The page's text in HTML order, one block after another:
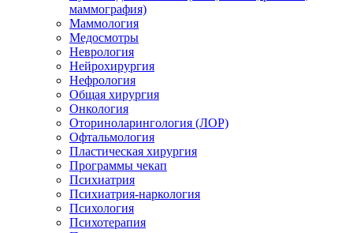
маммография)
Маммология
Медосмотры
Неврология
Нейрохирургия
Нефрология
Общая хирургия
Онкология
Оториноларингология (ЛОР)
Офтальмология
Пластическая хирургия
Программы чекап
Психиатрия
Психиатрия-наркология
Психология
Психотерапия